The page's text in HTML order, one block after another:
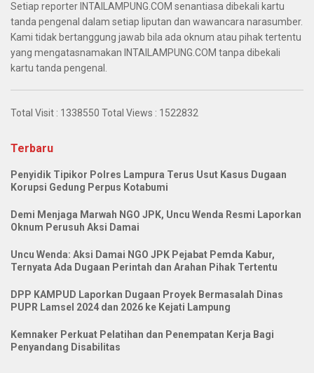
Setiap reporter INTAILAMPUNG.COM senantiasa dibekali kartu
tanda pengenal dalam setiap liputan dan wawancara narasumber.
Kami tidak bertanggung jawab bila ada oknum atau pihak tertentu
yang mengatasnamakan INTAILAMPUNG.COM tanpa dibekali
kartu tanda pengenal.
Total Visit : 1338550 Total Views : 1522832
Terbaru
Penyidik Tipikor Polres Lampura Terus Usut Kasus Dugaan
Korupsi Gedung Perpus Kotabumi
Demi Menjaga Marwah NGO JPK, Uncu Wenda Resmi Laporkan
Oknum Perusuh Aksi Damai
Uncu Wenda: Aksi Damai NGO JPK Pejabat Pemda Kabur,
Ternyata Ada Dugaan Perintah dan Arahan Pihak Tertentu
DPP KAMPUD Laporkan Dugaan Proyek Bermasalah Dinas
PUPR Lamsel 2024 dan 2026 ke Kejati Lampung
Kemnaker Perkuat Pelatihan dan Penempatan Kerja Bagi
Penyandang Disabilitas